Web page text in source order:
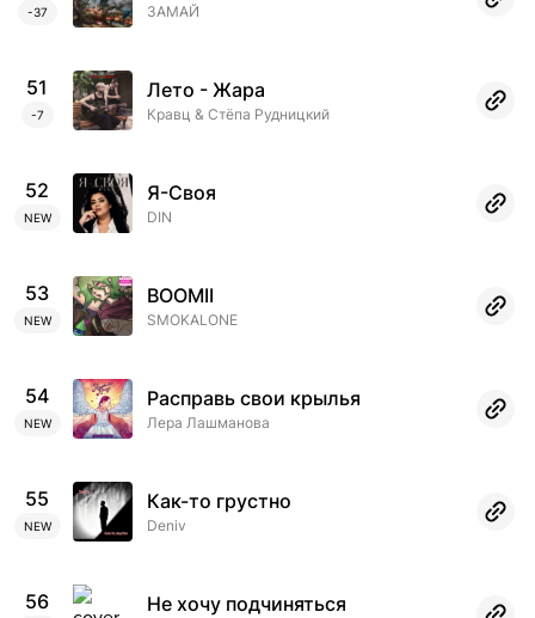
Analytics
-37 ЗАМАЙ
51
-7
Лето - Жара
Кравц & Стёпа Рудницкий
52
NEW
Я-Своя
DIN
53
NEW
BOOMII
SMOKALONE
54
NEW
Расправь свои крылья
Лера Лашманова
55
NEW
Как-то грустно
Deniv
56 Не хочу подчиняться